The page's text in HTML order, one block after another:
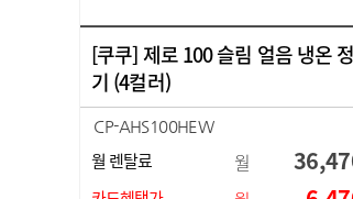
[쿠쿠] 제로 100 슬림 얼음 냉온
기 (4컬러)
CP-AHS100HEW
CP-AHS100HEBR
월 렌탈료 월